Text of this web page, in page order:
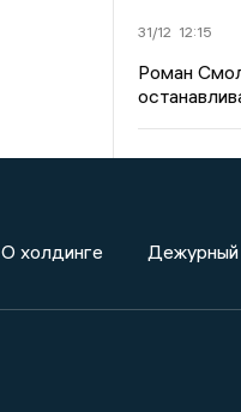
31/12 12:15
Роман
О холдинге Дежурный